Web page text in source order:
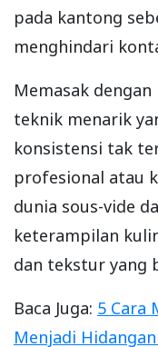
pada kantong
menghindari
Memasak
teknik menarik
konsistensi tak
profesional atau
dunia sous-vide
keterampilan
dan tekstur yang
Baca Juga: 5 Cara
Menjadi